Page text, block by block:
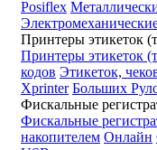
Posiflex
Принтеры этикеток
Принтеры этикеток
кодов Этикеток,
Xprinter Больших
Фискальные
Фискальные
накопителем Онлайн